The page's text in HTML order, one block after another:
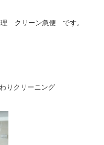
クリーン急便 です。
りクリーニング